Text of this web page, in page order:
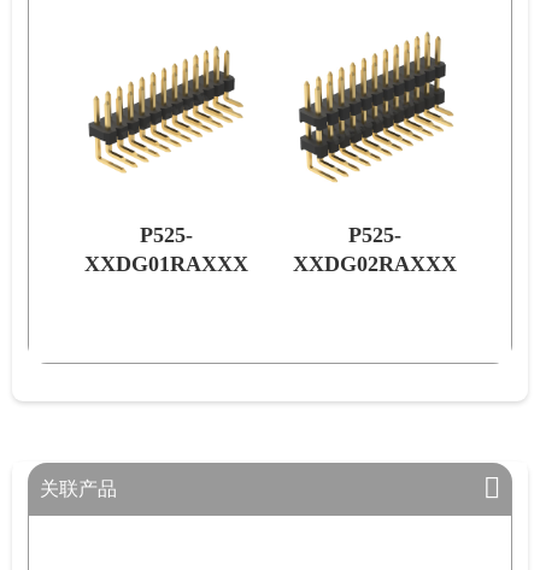
P525-
XXDG01RAXXX
P525-
XXDG02RAXXX
关联产品